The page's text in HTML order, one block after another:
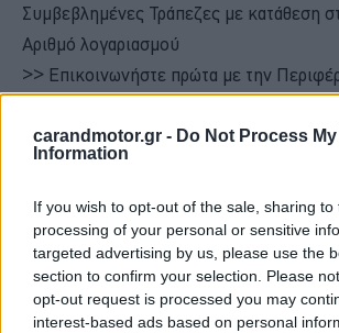
carandmotor.gr - Do Not Process
Information
If you wish to opt-out of the sale, sharing
processing of your personal or sensitive
targeted advertising by us, please use the
section to confirm your selection. Please
opt-out request is processed you may
interest-based ads based on personal
Συμβεβλημένες Τράπεζες με κατάθεση
Αριθμό λογαριασμού
>> Επικοινωνήστε πρώτα με την
Συμβεβλημένες Τράπεζες και τους
που διατηρεί σε αυτές η κάθε Περιφέρεια
>> Στην αιτιολογία κατάθεσης αναγράψτε
κυκλοφορίας του οχήματος
>> Μετά την κατάθεση των
ενδιαφερόμενοι ή τα νομίμως
ανταλλάσσουν υπεύθυνες δηλώσεις